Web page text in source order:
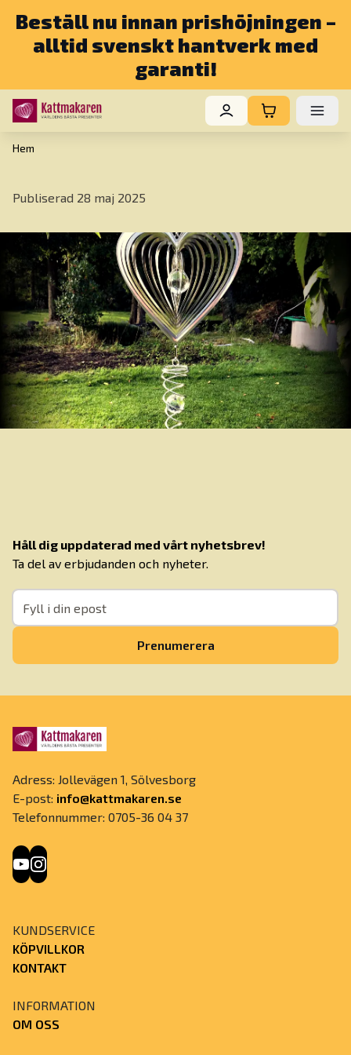
Beställ nu innan prishöjningen –
alltid svenskt hantverk med
garanti!
Hem
Publiserad 28 maj 2025
Håll dig uppdaterad med vårt nyhetsbrev!
Ta del av erbjudanden och nyheter.
Prenumerera
Adress: Jollevägen 1, Sölvesborg
E-post: info@kattmakaren.se
Telefonnummer: 0705-36 04 37
KUNDSERVICE
KÖPVILLKOR
KONTAKT
INFORMATION
OM OSS